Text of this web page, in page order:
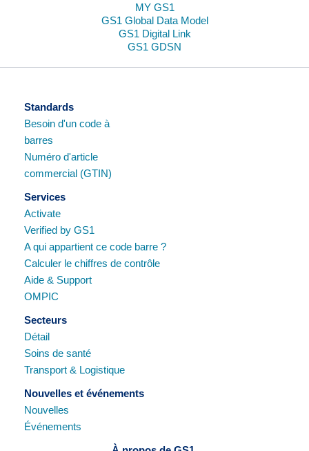
MY GS1
GS1 Global Data Model
GS1 Digital Link
GS1 GDSN
Standards
Besoin d'un code à
barres
Numéro d'article
commercial (GTIN)
Services
Activate
Verified by GS1
A qui appartient ce code barre ?
Calculer le chiffres de contrôle
Aide & Support
OMPIC
Secteurs
Détail
Soins de santé
Transport & Logistique
Nouvelles et événements
Nouvelles
Événements